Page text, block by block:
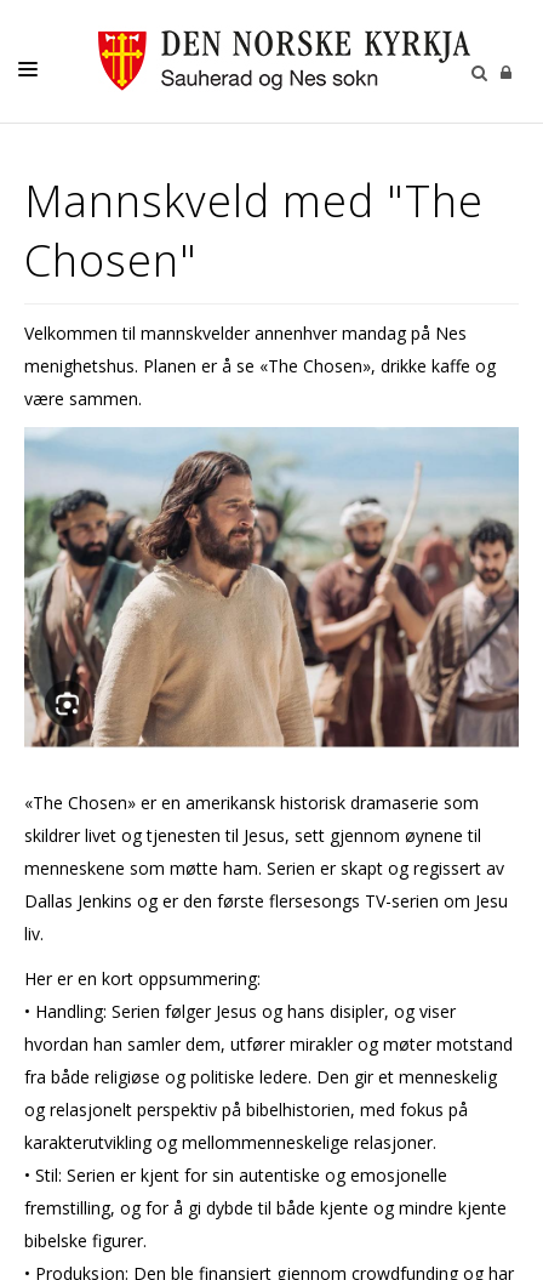
BARN OG UNGE
VAKSNE
KULTUR
GRAVFERD
KALENDER
Mannskveld med "The
Chosen"
Velkommen til mannskvelder annenhver mandag på Nes
menighetshus. Planen er å se «The Chosen», drikke kaffe og
være sammen.
«The Chosen» er en amerikansk historisk dramaserie som
skildrer livet og tjenesten til Jesus, sett gjennom øynene til
menneskene som møtte ham. Serien er skapt og regissert av
Dallas Jenkins og er den første flersesongs TV-serien om Jesu
liv.
Her er en kort oppsummering:
• Handling: Serien følger Jesus og hans disipler, og viser
hvordan han samler dem, utfører mirakler og møter motstand
fra både religiøse og politiske ledere. Den gir et menneskelig
og relasjonelt perspektiv på bibelhistorien, med fokus på
karakterutvikling og mellommenneskelige relasjoner.
• Stil: Serien er kjent for sin autentiske og emosjonelle
fremstilling, og for å gi dybde til både kjente og mindre kjente
bibelske figurer.
• Produksjon: Den ble finansiert gjennom crowdfunding og har